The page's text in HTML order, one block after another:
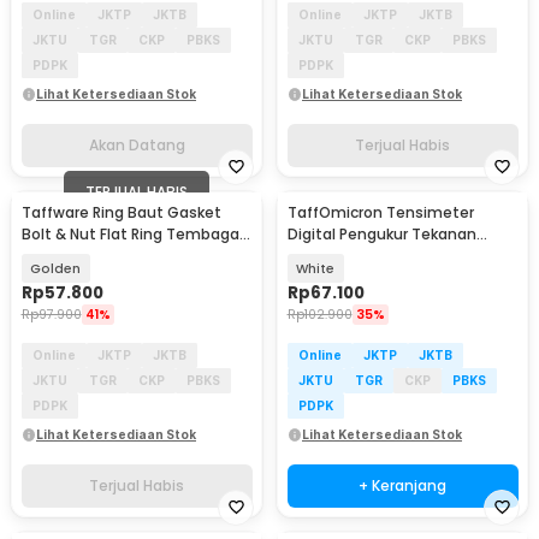
Online JKTP
JKTB
JKTU
TGR CKP
PBKS
PDPK
Lihat Ketersediaan Stok
Akan Datang
Online JKTP
JKTB
JKTU
TGR CKP
PBKS
PDPK
Lihat Ketersediaan Stok
Terjual Habis
TERJUAL HABIS
Taffware Ring Baut Gasket
Bolt & Nut Flat Ring Tembaga
Golden
Rp57.800
Rp97.900 41%
Online JKTP
JKTB
JKTU
TGR CKP
PBKS
PDPK
Lihat Ketersediaan Stok
Terjual Habis
TaffOmicron Tensimeter
Digital Pengukur Tekanan
White
Rp67.100
Rp102.900 35%
Online JKTP
JKTB
JKTU
TGR CKP
PBKS
PDPK
Lihat Ketersediaan Stok
+ Keranjang